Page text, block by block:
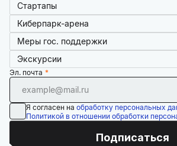
Стартапы
Киберпарк-арена
Меры гос. поддержки
Экскурсии
Эл. почта
Я согласен на обработку персональных
Политикой в отношении обработки
Подписаться